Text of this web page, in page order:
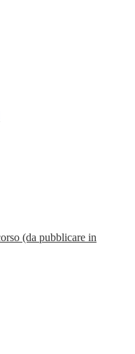
(da pubblicare in